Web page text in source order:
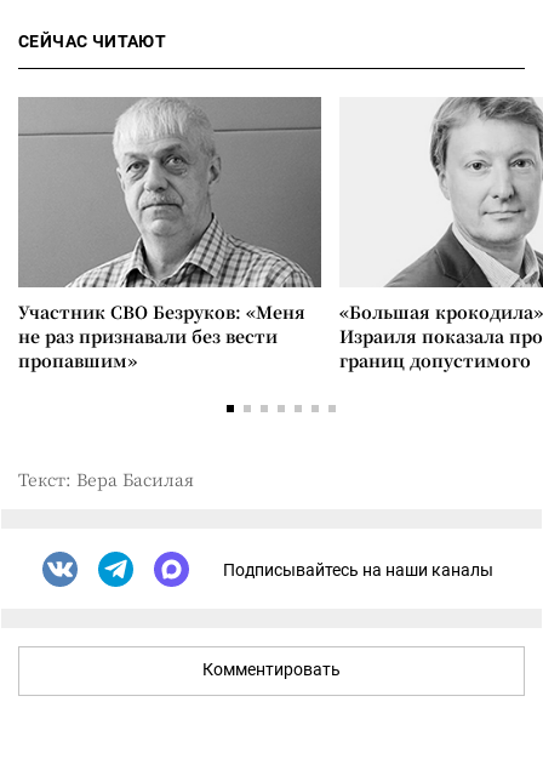
СЕЙЧАС ЧИТАЮТ
Участник СВО Безруков: «Меня
не раз признавали без вести
пропавшим»
«Большая
Израиля показала
границ допустимого
Текст: Вера Басилая
Подписывайтесь на наши каналы
Комментировать